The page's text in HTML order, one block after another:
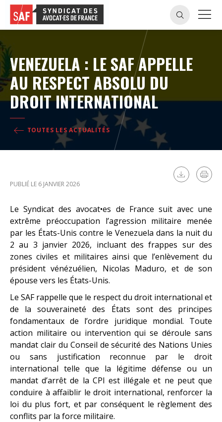
VENEZUELA : LE SAF APPELLE
AU RESPECT ABSOLU DU
DROIT INTERNATIONAL
TOUTES LES ACTUALITÉS
PUBLIÉ LE 6 JANVIER 2026
Le Syndicat des avocat•es de France suit avec une
extrême préoccupation l’agression militaire menée
par les États-Unis contre le Venezuela dans la nuit du
2 au 3 janvier 2026, incluant des frappes sur des
zones civiles et militaires ainsi que l’enlèvement du
président vénézuélien, Nicolas Maduro, et de son
épouse vers les États-Unis.
Le SAF rappelle que le respect du droit international et
de la souveraineté des États sont des principes
fondamentaux de l’ordre juridique mondial. Toute
action militaire ou intervention qui se déroule sans
mandat clair du Conseil de sécurité des Nations Unies
ou sans justification reconnue par le droit
international telle que la légitime défense ou un
mandat d’arrêt de la CPI est illégale et ne peut que
conduire à affaiblir le droit international, renforcer la
loi du plus fort, et par conséquent le règlement des
conflits par la force militaire.